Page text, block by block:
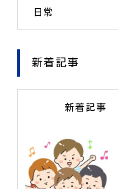
日常
新着記事
新着記事